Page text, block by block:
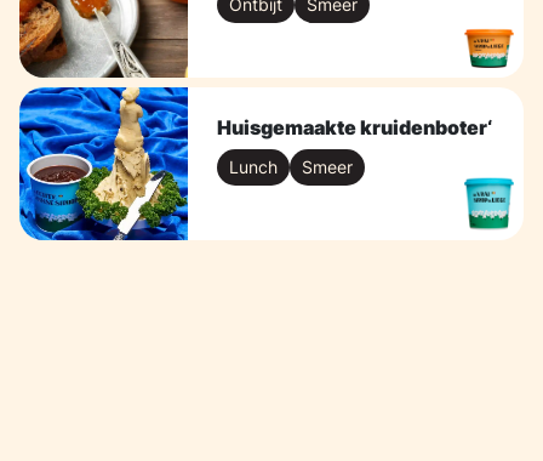
Ontbijt Smeer
Huisgemaakte kruidenboter‘
Lunch Smeer